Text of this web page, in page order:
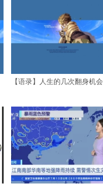
【语录】人生的几次翻身机会